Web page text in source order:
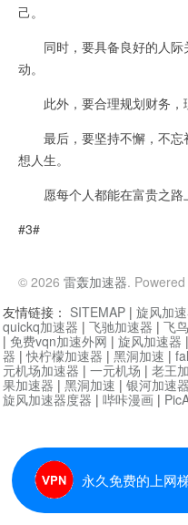
己。
同时，要具备良好的人际
动。
此外，要合理规划财务，
最后，要坚持不懈，不忘
想人生。
愿每个人都能在富贵之路
#3#
© 2026 雷轰加速器.
永久免费的上网
友情链接： SITEMAP | 旋风加
quickq加速器 | 飞驰加速器 | 飞
| 免费vqn加速外网 | 旋风加速器
器 |快柠檬加速器 | 黑洞加速 |
元机场加速器 | 一元机场 | 老王
果加速器 | 黑洞加速 | 银河加速器
旋风加速器度器 | 哔咔漫画 |